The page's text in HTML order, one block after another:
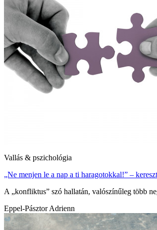
Vallás & pszichológia
„Ne menjen le a nap a ti haragotokkal!” –
A „konfliktus” szó hallatán, valószínűleg több
Eppel-Pásztor Adrienn